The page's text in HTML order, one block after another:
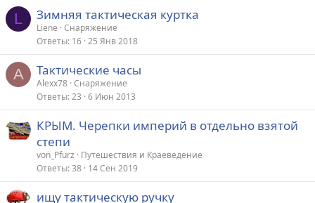
L Зимняя тактическая куртка
Liene Снаряжение
Ответы 16 25 Янв 2018
A Тактические часы
Alexx78 Снаряжение
Ответы 23 6 Июн 2013
КРЫМ. Черепки империй в отдельно взятой
степи
von_Pfurz
Путешествия и Краеведение
Ответы 38 14 Сен 2019
ищу тактическую ручку